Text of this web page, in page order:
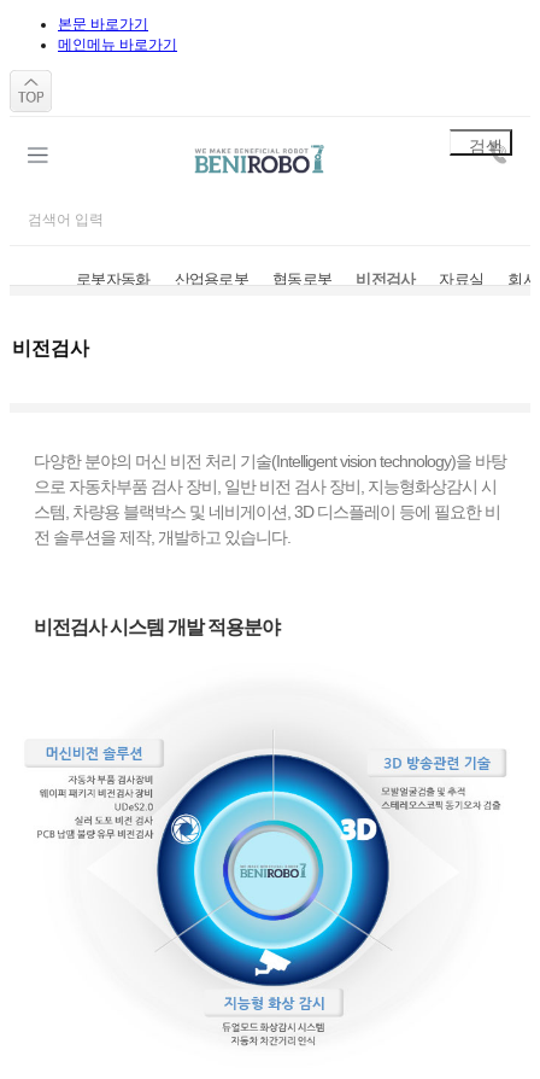
본문 바로가기
메인메뉴 바로가기
로봇자동화 산업용로봇 협동로봇 비전검사 자료실 회
비전검사
다양한 분야의 머신 비전 처리 기술(Intelligent vision technology)을 바탕
으로 자동차부품 검사 장비, 일반 비전 검사 장비, 지능형화상감시 시
스템, 차량용 블랙박스 및 네비게이션, 3D 디스플레이 등에 필요한 비
전 솔루션을 제작, 개발하고 있습니다.
비전검사 시스템 개발 적용분야